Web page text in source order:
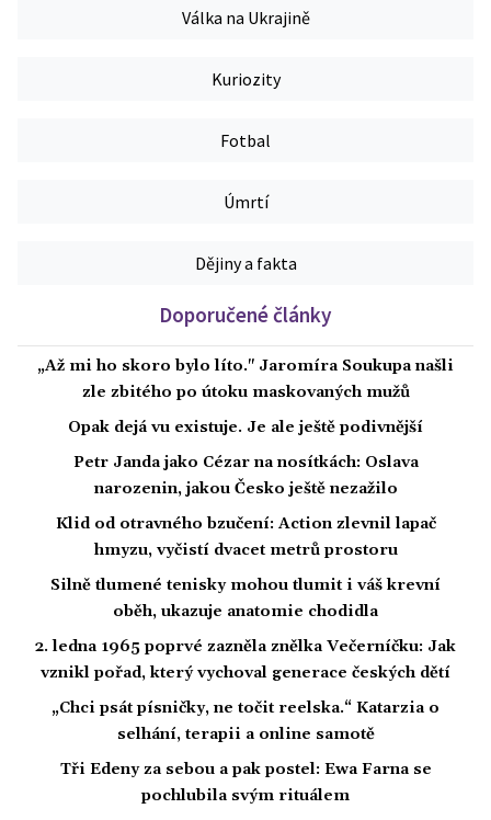
Válka na Ukrajině
Kuriozity
Fotbal
Úmrtí
Dějiny a fakta
Doporučené články
„Až mi ho skoro bylo líto." Jaromíra Soukupa našli
zle zbitého po útoku maskovaných mužů
Opak dejá vu existuje. Je ale ještě podivnější
Petr Janda jako Cézar na nosítkách: Oslava
narozenin, jakou Česko ještě nezažilo
Klid od otravného bzučení: Action zlevnil lapač
hmyzu, vyčistí dvacet metrů prostoru
Silně tlumené tenisky mohou tlumit i váš krevní
oběh, ukazuje anatomie chodidla
2. ledna 1965 poprvé zazněla znělka Večerníčku: Jak
vznikl pořad, který vychoval generace českých dětí
„Chci psát písničky, ne točit reelska.“ Katarzia o
selhání, terapii a online samotě
Tři Edeny za sebou a pak postel: Ewa Farna se
pochlubila svým rituálem